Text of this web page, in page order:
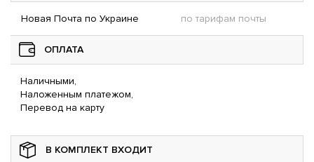
Новая Почта по Украине по тарифам почты
ОПЛАТА
Наличными,
Наложенным платежом,
Перевод на карту
В КОМПЛЕКТ ВХОДИТ